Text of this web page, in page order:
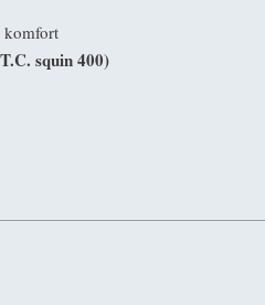
komfort
squin 400)